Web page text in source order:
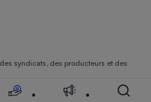
syndicats, des producteurs et des